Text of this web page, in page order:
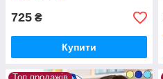
725 ₴
Купити